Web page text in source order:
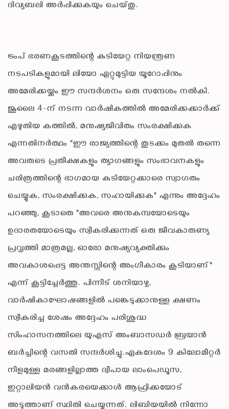
ദിവ്യബലി അർപ്പിക്കുകയും ചെയ്തു.
ട്രംപ് ഭരണകൂടത്തിന്റെ കുടിയേറ്റ നിയന്ത്രണ
നടപടികളുമായി ലിയോ ഏറ്റുമുട്ടിയ യൂറോപ്പിനും
അമേരിക്കയ്ക്കും ഈ സന്ദർശനം ഒരു സന്ദേശം നൽകി.
ജൂലൈ 4-ന് നടന്ന വാർഷികത്തിൽ അമേരിക്കക്കാർക്ക്
എഴുതിയ കത്തിൽ, മനുഷ്യജീവിതം സംരക്ഷിക്കുക
എന്നതിനർത്ഥം "ഈ രാജ്യത്തിന്റെ തുടക്കം മുതൽ തന്നെ
അവരുടെ പ്രതീക്ഷകളും ത്യാഗങ്ങളും സംഭാവനകളും
ചരിത്രത്തിന്റെ ഭാഗമായ കുടിയേറ്റക്കാരെ സ്വാഗതം
ചെയ്യുക, സംരക്ഷിക്കുക, സഹായിക്കുക" എന്നും അദ്ദേഹം
പറഞ്ഞു, കൂടാതെ "അവരെ അനുകമ്പയോടെയും
ഉദാരതയോടെയും സ്വീകരിക്കുന്നത് ഒരു ജീവകാരുണ്യ
പ്രവൃത്തി മാത്രമല്ല, ഓരോ മനുഷ്യവ്യക്തിക്കും
അവകാശപ്പെട്ട അന്തസ്സിന്റെ അംഗീകാരം കൂടിയാണ്"
എന്ന് കൂട്ടിച്ചേർത്തു. പിന്നീട് ശനിയാഴ്ച,
വാർഷികാഘോഷങ്ങളിൽ പങ്കെടുക്കാനുള്ള ക്ഷണം
സ്വീകരിച്ച ശേഷം അദ്ദേഹം പരിശുദ്ധ
സിംഹാസനത്തിലെ യുഎസ് അംബാസഡർ ബ്രയാൻ
ബർച്ചിന്റെ വസതി സന്ദർശിച്ചു.ഏകദേശം 9 കിലോമീറ്റർ
നീളമുള്ള മരങ്ങളില്ലാത്ത ദ്വീപായ ലാംപെഡൂസ,
ഇറ്റാലിയൻ വൻകരയെക്കാൾ ആഫ്രിക്കയോട്
അടുത്താണ് സ്ഥിതി ചെയ്യുന്നത്. ലിബിയയിൽ നിന്നോ